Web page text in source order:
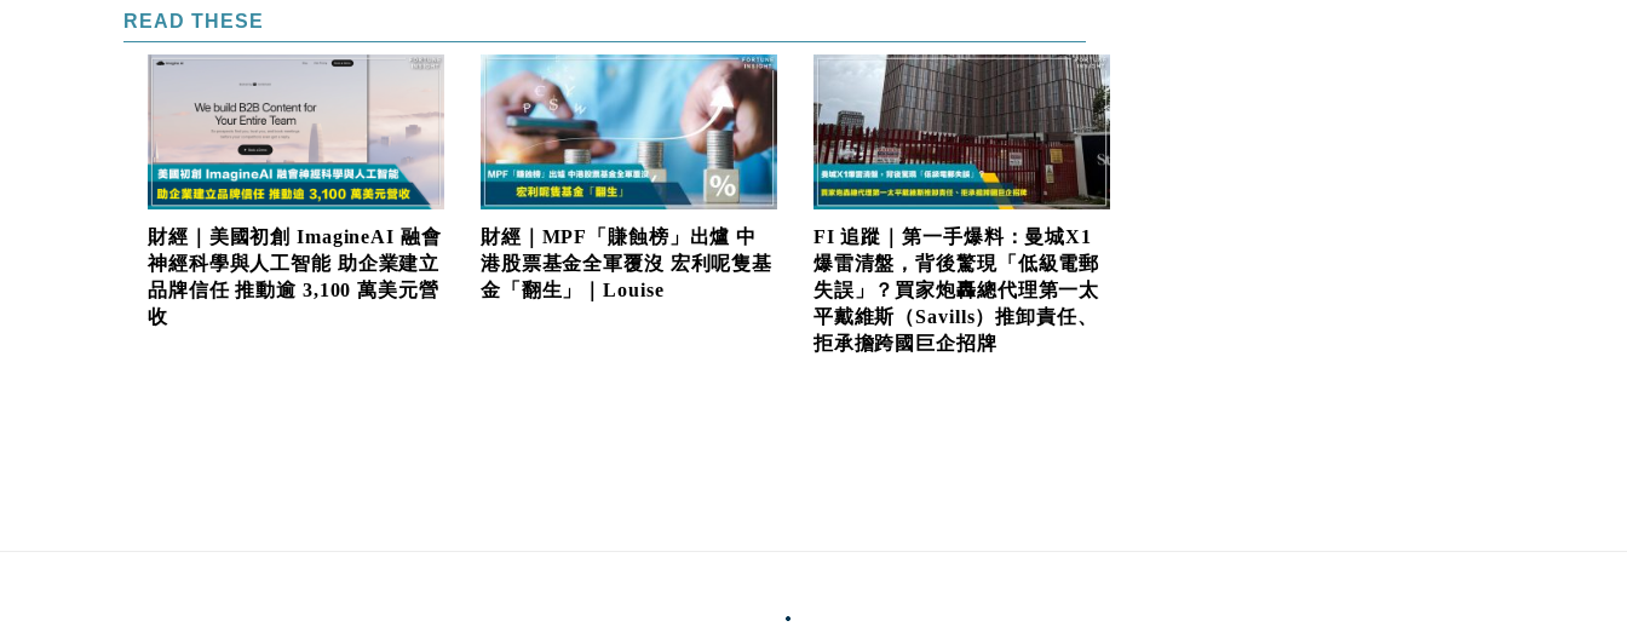
READ THESE
財經｜美國初創 ImagineAI 融會
神經科學與人工智能 助企業建立
品牌信任 推動逾 3,100 萬美元營
收
財經｜MPF「賺蝕榜」出爐 中
港股票基金全軍覆沒 宏利呢隻基
金「翻生」｜Louise
FI 追蹤｜第一手爆料：曼城X1
爆雷清盤，背後驚現「低級電郵
失誤」？買家炮轟總代理第一太
平戴維斯（Savills）推卸責任、
拒承擔跨國巨企招牌